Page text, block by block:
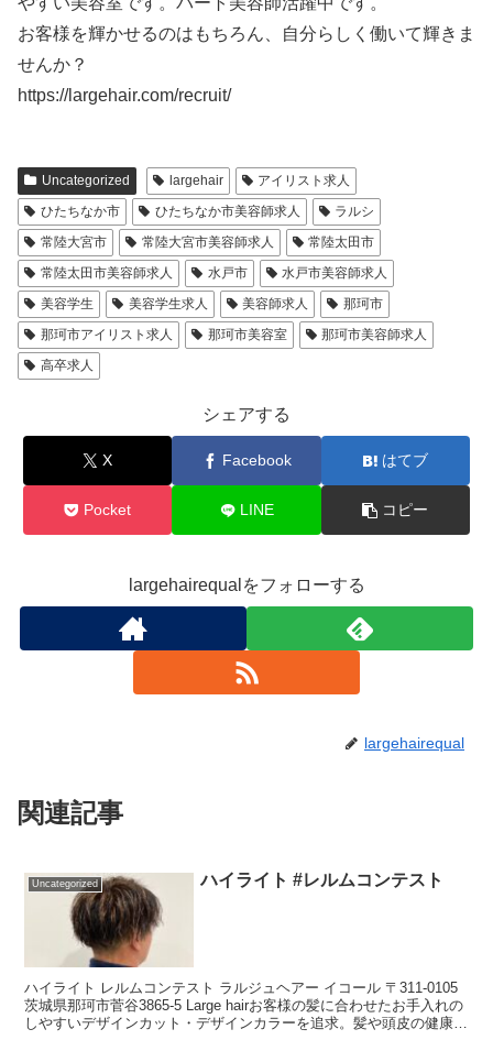
お客様を輝かせるのはもちろん、自分らしく働いて輝きま
せんか？
https://largehair.com/recruit/
Uncategorized largehair
アイリスト求人
ひたちなか市
ひたちなか市美容師求人
ラルシ
常陸大宮市
常陸大宮市美容師求人
常陸太田市
常陸太田市美容師求人
水戸市
水戸市美容師求人
美容学生
美容学生求人 美容師求人
那珂市
那珂市アイリスト求人
那珂市美容室
那珂市美容師求人
高卒求人
シェアする
X Facebook はてブ
Pocket LINE コピー
largehairequalをフォローする
largehairequal
関連記事
Uncategorized ハイライト #レルムコンテスト
ハイライト レルムコンテスト ラルジュヘアー イコール 〒311-0105
茨城県那珂市菅谷3865-5 Large hairお客様の髪に合わせたお手入れの
しやすいデザインカット・デザインカラーを追求。髪や頭皮の健康を